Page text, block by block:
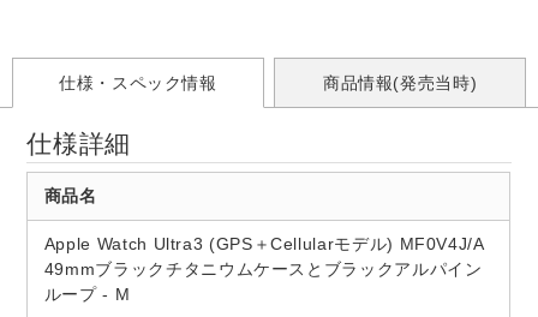
仕様・スペック情報 商品情報(発売当時)
仕様詳細
商品名
Apple Watch Ultra3 (GPS＋Cellularモデル) MF0V4J/A
49mmブラックチタニウムケースとブラックアルパイン
ループ - M